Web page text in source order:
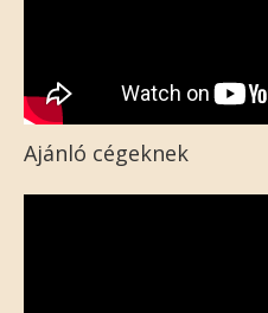
Ajánló cégeknek